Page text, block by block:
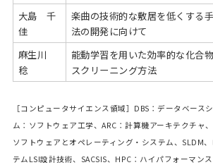
大島 千
佳
楽曲の技術的な敷居を低くする手
法の開発に向けて
麻生川
稔
能動学習を用いた効率的な化合物
スクリーニング方法
［コンピュータサイエンス領域］DBS：データベース
ム：ソフトウェア工学、ARC：計算機アーキテクチャ
ソフトウェアとオペレーティング・システム、SLDM
テムLSI設計技術、SACSIS、HPC：ハイパフォーマン